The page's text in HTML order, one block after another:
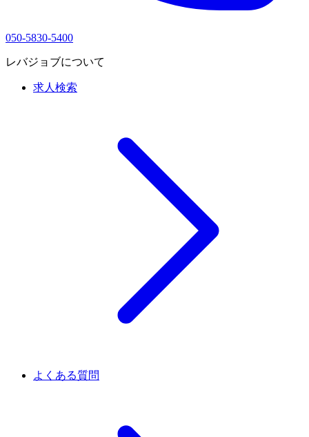
050-5830-5400
レバジョブについて
求人検索
よくある質問